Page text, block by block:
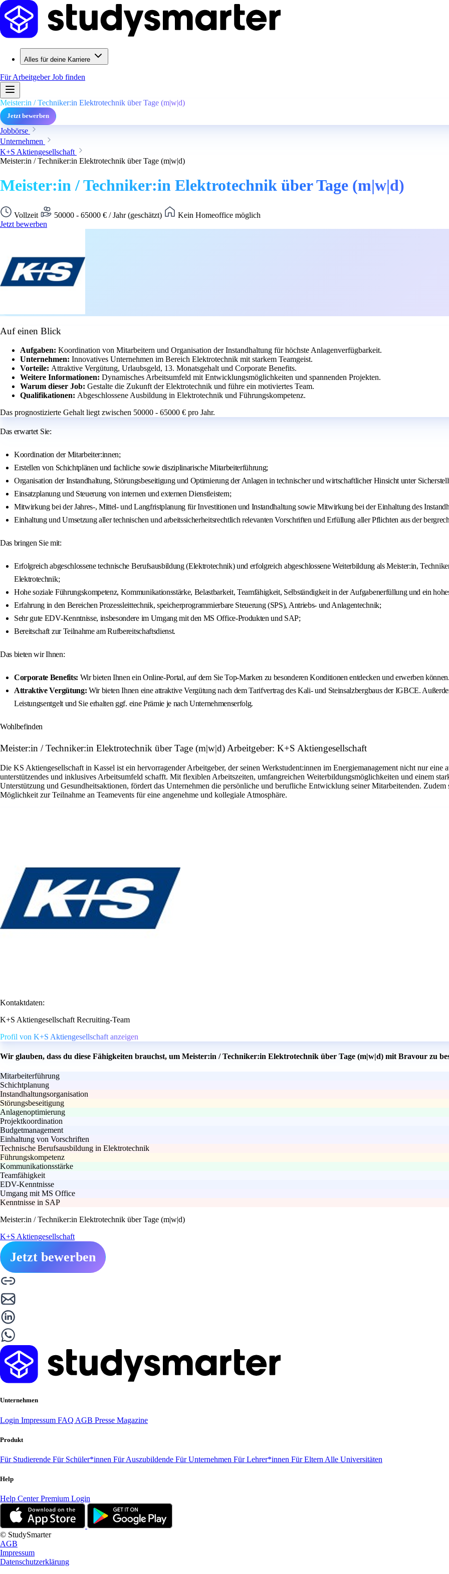
Alles für deine Karriere
Für ArbeitgeberJob finden
Meister:in / Techniker:in Elektrotechnik über Tage (m|w|d)
Jetzt bewerben
Jobbörse
Unternehmen
K+S Aktiengesellschaft
Meister:in / Techniker:in Elektrotechnik über Tage (m|w|d)
Meister:in / Techniker:in Elektrotechnik über Tage (m|w|d)
Vollzeit 50000 - 65000 € / Jahr (geschätzt)
Kein Homeoffice möglich
Jetzt bewerben
Auf einen Blick
Aufgaben: Koordination von Mitarbeitern und Organisation der Instandhaltung für höchste Anlagenverfügbarkeit.
Unternehmen: Innovatives Unternehmen im Bereich Elektrotechnik mit starkem Teamgeist.
Vorteile: Attraktive Vergütung, Urlaubsgeld, 13. Monatsgehalt und Corporate Benefits.
Weitere Informationen: Dynamisches Arbeitsumfeld mit Entwicklungsmöglichkeiten und spannenden Projekten.
Warum dieser Job: Gestalte die Zukunft der Elektrotechnik und führe ein motiviertes Team.
Qualifikationen: Abgeschlossene Ausbildung in Elektrotechnik und Führungskompetenz.
Das prognostizierte Gehalt liegt zwischen 50000 - 65000 € pro Jahr.
Das erwartet Sie:
Koordination der Mitarbeiter:innen;
Erstellen von Schichtplänen und fachliche sowie disziplinarische Mitarbeiterführung;
Organisation der Instandhaltung, Störungsbeseitigung und Optimierung der Anlagen in technischer und wirtschaftlicher Hinsicht unter
Einsatzplanung und Steuerung von internen und externen Dienstleistern;
Mitwirkung bei der Jahres-, Mittel- und Langfristplanung für Investitionen und Instandhaltung sowie Mitwirkung bei der Einhaltung des
Einhaltung und Umsetzung aller technischen und arbeitssicherheitsrechtlich relevanten Vorschriften und Erfüllung aller Pflichten aus der
Das bringen Sie mit:
Erfolgreich abgeschlossene technische Berufsausbildung (Elektrotechnik) und erfolgreich abgeschlossene Weiterbildung als Meister:in,
Elektrotechnik;
Hohe soziale Führungskompetenz, Kommunikationsstärke, Belastbarkeit, Teamfähigkeit, Selbständigkeit in der Aufgabenerfüllung und ein
Erfahrung in den Bereichen Prozessleittechnik, speicherprogrammierbare Steuerung (SPS), Antriebs- und Anlagentechnik;
Sehr gute EDV-Kenntnisse, insbesondere im Umgang mit den MS Office-Produkten und SAP;
Bereitschaft zur Teilnahme am Rufbereitschaftsdienst.
Das bieten wir Ihnen:
Corporate Benefits: Wir bieten Ihnen ein Online-Portal, auf dem Sie Top-Marken zu besonderen Konditionen entdecken und erwerben können.
Attraktive Vergütung: Wir bieten Ihnen eine attraktive Vergütung nach dem Tarifvertrag des Kali- und Steinsalzbergbaus der IGBCE.
Leistungsentgelt und Sie erhalten ggf. eine Prämie je nach Unternehmenserfolg.
Wohlbefinden
Meister:in / Techniker:in Elektrotechnik über Tage (m|w|d) Arbeitgeber: K+S Aktiengesellschaft
Die KS Aktiengesellschaft in Kassel ist ein hervorragender Arbeitgeber, der seinen Werkstudent:innen im Energiemanagement nicht nur eine
unterstützendes und inklusives Arbeitsumfeld schafft. Mit flexiblen Arbeitszeiten, umfangreichen Weiterbildungsmöglichkeiten und einem
Unterstützung und Gesundheitsaktionen, fördert das Unternehmen die persönliche und berufliche Entwicklung seiner Mitarbeitenden.
Möglichkeit zur Teilnahme an Teamevents für eine angenehme und kollegiale Atmosphäre.
Kontaktdaten:
K+S Aktiengesellschaft Recruiting-Team
Profil von K+S Aktiengesellschaft anzeigen
Wir glauben, dass du diese Fähigkeiten brauchst, um Meister:in / Techniker:in Elektrotechnik über Tage (m|w|d) mit Bravour zu
Mitarbeiterführung
Schichtplanung
Instandhaltungsorganisation
Störungsbeseitigung
Anlagenoptimierung
Projektkoordination
Budgetmanagement
Einhaltung von Vorschriften
Technische Berufsausbildung in Elektrotechnik
Führungskompetenz
Kommunikationsstärke
Teamfähigkeit
EDV-Kenntnisse
Umgang mit MS Office
Kenntnisse in SAP
Meister:in / Techniker:in Elektrotechnik über Tage (m|w|d)
K+S Aktiengesellschaft
Jetzt bewerben
Unternehmen
Login Impressum FAQ AGB Presse Magazine
Produkt
Für Studierende Für Schüler*innen Für Auszubildende Für Unternehmen Für Lehrer*innen Für Eltern Alle Universitäten
Help
Help CenterPremium Login
© StudySmarter
AGB
Impressum
Datenschutzerklärung